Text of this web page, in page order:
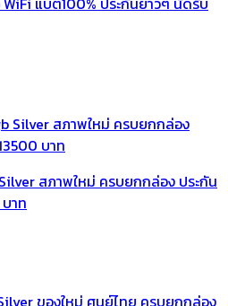
สภาพใหม่ ครบยกกล่อง ประกัน
าท